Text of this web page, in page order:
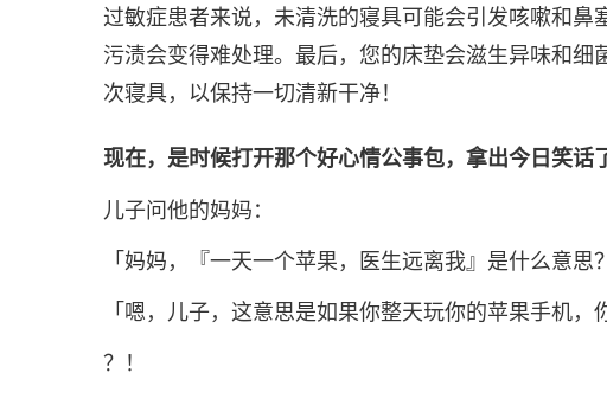
过敏症患者来说，未清洗的寝具可能会引发咳嗽和
污渍会变得难处理。最后，您的床垫会滋生异味和
次寝具，以保持一切清新干净！
现在，是时候打开那个好心情公事包，拿出今日笑话
儿子问他的妈妈：
「妈妈，『一天一个苹果，医生远离我』是什么意思
「嗯，儿子，这意思是如果你整天玩你的苹果手机，
？！